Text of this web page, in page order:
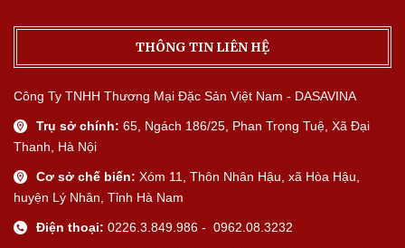
THÔNG TIN LIÊN HỆ
Công Ty TNHH Thương Mại Đặc Sản Việt Nam - DASAVINA
Trụ sở chính: 65, Ngách 186/25, Phan Trọng Tuệ, Xã Đại
Thanh, Hà Nội
Cơ sở chế biến: Xóm 11, Thôn Nhân Hậu, xã Hòa Hậu,
huyện Lý Nhân, Tỉnh Hà Nam
Điện thoại: 0226.3.849.986 - 0962.08.3232